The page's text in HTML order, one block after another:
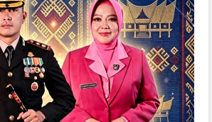
Lan
Dune: Awakening FitGirl Repack +Patch
Direct Link 2026
August 7, 2026